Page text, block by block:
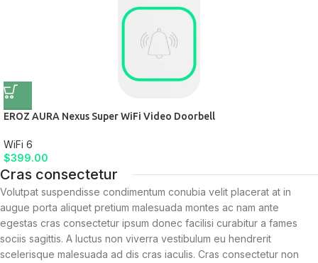
EROZ AURA Nexus Super WiFi Video Doorbell
WiFi 6
$399.00
Cras consectetur
Volutpat suspendisse condimentum conubia velit placerat at in
augue porta aliquet pretium malesuada montes ac nam ante
egestas cras consectetur ipsum donec facilisi curabitur a fames
sociis sagittis. A luctus non viverra vestibulum eu hendrerit
scelerisque malesuada ad dis cras iaculis. Cras consectetur non